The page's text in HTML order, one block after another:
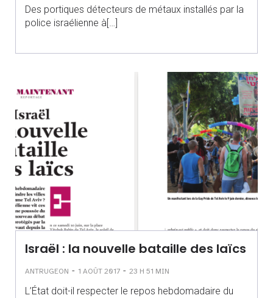
Des portiques détecteurs de métaux installés par la
police israélienne à[…]
Israël : la nouvelle bataille des laïcs
ANTRUGEON - 1 AOÛT 2017 - 23 H 51 MIN
L’État doit-il respecter le repos hebdomadaire du